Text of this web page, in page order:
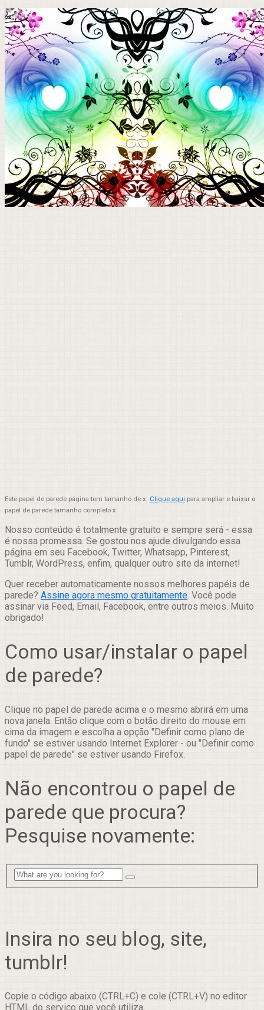
Este papel de parede página tem tamanho de x. Clique aqui para ampliar e baixar o
papel de parede tamanho completo x
Nosso conteúdo é totalmente gratuito e sempre será - essa
é nossa promessa. Se gostou nos ajude divulgando essa
página em seu Facebook, Twitter, Whatsapp, Pinterest,
Tumblr, WordPress, enfim, qualquer outro site da internet!
Quer receber automaticamente nossos melhores papéis de
parede? Assine agora mesmo gratuitamente. Você pode
assinar via Feed, Email, Facebook, entre outros meios. Muito
obrigado!
Como usar/instalar o papel
de parede?
Clique no papel de parede acima e o mesmo abrirá em uma
nova janela. Então clique com o botão direito do mouse em
cima da imagem e escolha a opção "Definir como plano de
fundo" se estiver usando Internet Explorer - ou "Definir como
papel de parede" se estiver usando Firefox.
Não encontrou o papel de
parede que procura?
Pesquise novamente:
Insira no seu blog, site,
tumblr!
Copie o código abaixo (CTRL+C) e cole (CTRL+V) no editor
HTML do serviço que você utiliza.